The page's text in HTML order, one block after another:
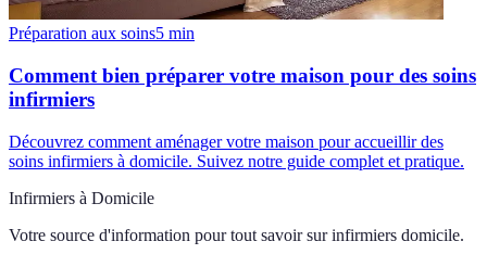
Préparation aux soins5 min
Comment bien préparer votre maison pour des soins
infirmiers
Découvrez comment aménager votre maison pour accueillir des
soins infirmiers à domicile. Suivez notre guide complet et pratique.
Infirmiers à Domicile
Votre source d'information pour tout savoir sur infirmiers domicile.